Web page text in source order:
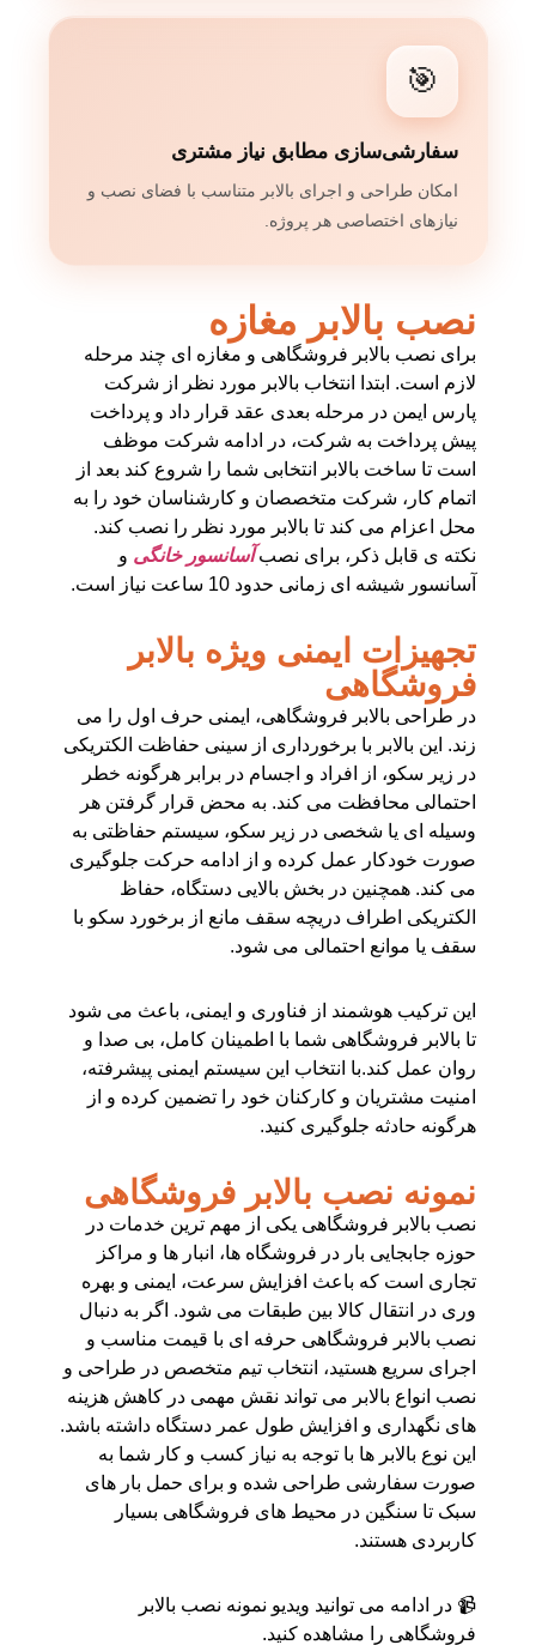
🎯
سفارشی‌سازی مطابق نیاز مشتری
امکان طراحی و اجرای بالابر متناسب با فضای نصب و
نیازهای اختصاصی هر پروژه.
نصب بالابر مغازه
برای نصب بالابر فروشگاهی و مغازه ای چند مرحله
لازم است. ابتدا انتخاب بالابر مورد نظر از شرکت
پارس ایمن در مرحله بعدی عقد قرار داد و پرداخت
پیش پرداخت به شرکت، در ادامه شرکت موظف
است تا ساخت بالابر انتخابی شما را شروع کند بعد از
اتمام کار، شرکت متخصصان و کارشناسان خود را به
محل اعزام می کند تا بالابر مورد نظر را نصب کند.
نکته ی قابل ذکر، برای نصبآسانسور خانگی و
آسانسور شیشه ای زمانی حدود 10 ساعت نیاز است.
تجهیزات ایمنی ویژه بالابر
فروشگاهی
در طراحی بالابر فروشگاهی، ایمنی حرف اول را می
زند. این بالابر با برخورداری از سینی حفاظت الکتریکی
در زیر سکو، از افراد و اجسام در برابر هرگونه خطر
احتمالی محافظت می کند. به محض قرار گرفتن هر
وسیله ای یا شخصی در زیر سکو، سیستم حفاظتی به
صورت خودکار عمل کرده و از ادامه حرکت جلوگیری
می کند. همچنین در بخش بالایی دستگاه، حفاظ
الکتریکی اطراف دریچه سقف مانع از برخورد سکو با
سقف یا موانع احتمالی می شود.
این ترکیب هوشمند از فناوری و ایمنی، باعث می شود
تا بالابر فروشگاهی شما با اطمینان کامل، بی صدا و
روان عمل کند.با انتخاب این سیستم ایمنی پیشرفته،
امنیت مشتریان و کارکنان خود را تضمین کرده و از
هرگونه حادثه جلوگیری کنید.
نمونه نصب بالابر فروشگاهی
نصب بالابر فروشگاهی یکی از مهم‌ ترین خدمات در
حوزه جابجایی بار در فروشگاه‌ ها، انبار ها و مراکز
تجاری است که باعث افزایش سرعت، ایمنی و بهره‌
وری در انتقال کالا بین طبقات می‌ شود. اگر به دنبال
نصب بالابر فروشگاهی حرفه‌ ای با قیمت مناسب و
اجرای سریع هستید، انتخاب تیم متخصص در طراحی و
نصب انواع بالابر می‌ تواند نقش مهمی در کاهش هزینه‌
های نگهداری و افزایش طول عمر دستگاه داشته باشد.
این نوع بالابر ها با توجه به نیاز کسب‌ و کار شما به‌
صورت سفارشی طراحی شده و برای حمل بار های
سبک تا سنگین در محیط‌ های فروشگاهی بسیار
کاربردی هستند.
📹 در ادامه می‌ توانید ویدیو نمونه نصب بالابر
فروشگاهی را مشاهده کنید.